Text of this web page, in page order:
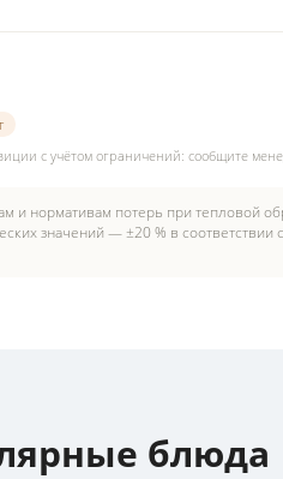
с учётом ограничений: сообщите
и нормативам потерь при тепловой
значений — ±20 % в
блюда